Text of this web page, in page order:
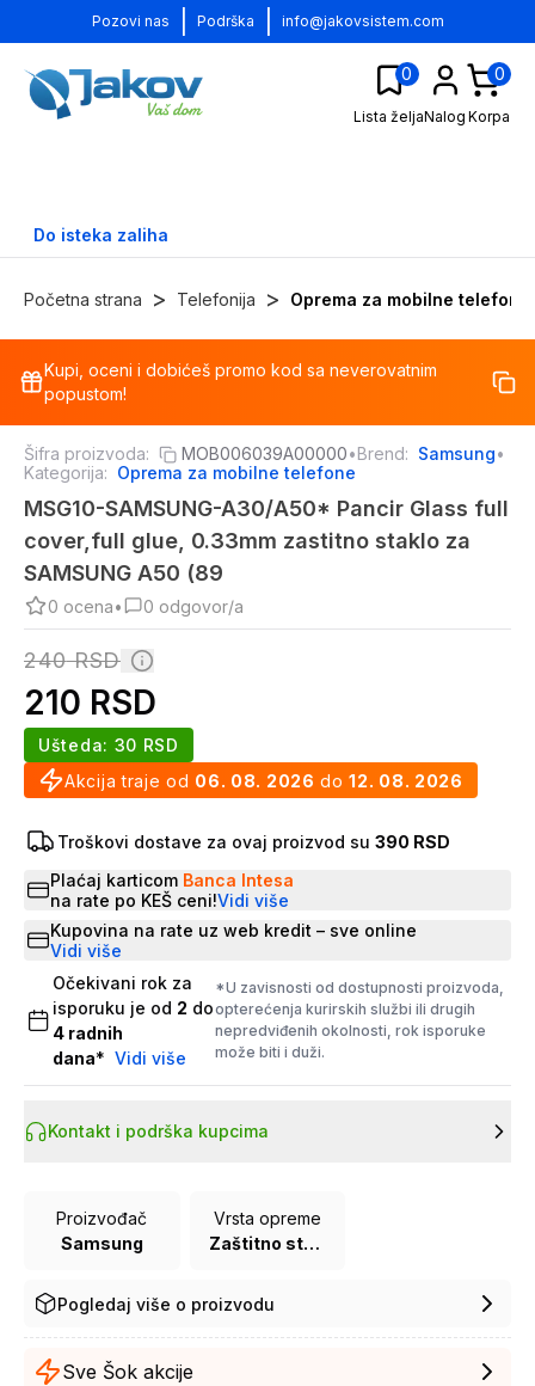
Pozovi nas Podrška info@jakovsistem.com
0
Lista željaNalog
0
Korpa
Do isteka zaliha
Početna strana > Telefonija > Oprema za mobilne telefone
%
Kupi, oceni i dobićeš promo kod sa neverovatnim
popustom!
Šifra proizvoda: MOB006039A00000•Brend: Samsung•
Kategorija: Oprema za mobilne telefone
MSG10-SAMSUNG-A30/A50* Pancir Glass full
cover,full glue, 0.33mm zastitno staklo za
SAMSUNG A50 (89
0 ocena• 0 odgovor/a
240RSD
210 RSD
Akcija traje od 06. 08. 2026 do 12. 08. 2026
Ušteda: 30 RSD
Troškovi dostave za ovaj proizvod su 390 RSD
Plaćaj karticom Banca Intesa
na rate po KEŠ ceni!Vidi više
Kupovina na rate uz web kredit – sve online
Vidi više
Očekivani rok za
isporuku je od 2 do
4 radnih
dana* Vidi više
*U zavisnosti od dostupnosti proizvoda,
opterećenja kurirskih službi ili drugih
nepredviđenih okolnosti, rok isporuke
može biti i duži.
Kontakt i podrška kupcima
Proizvođač
Samsung
Vrsta opreme
Zaštitno staklo za mobilne telefone
Pogledaj više o proizvodu
Sve Šok akcije